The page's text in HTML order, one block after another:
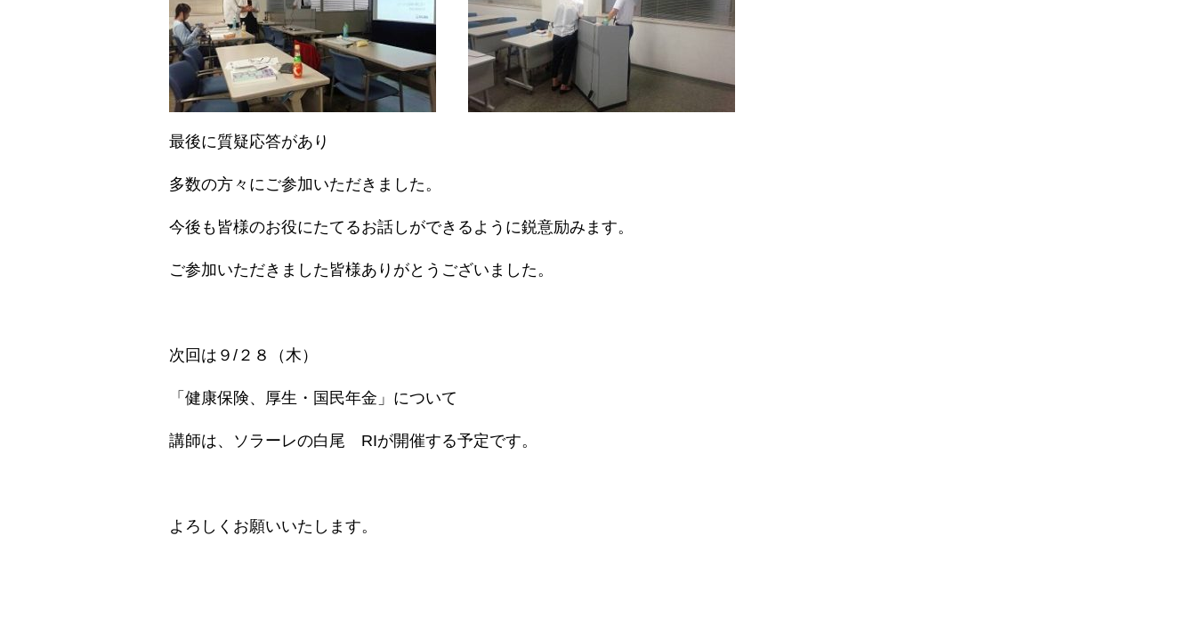
最後に質疑応答があり
多数の方々にご参加いただきました。
今後も皆様のお役にたてるお話しができるように鋭意励みます。
ご参加いただきました皆様ありがとうございました。
次回は９/２８（木）
「健康保険、厚生・国民年金」について
講師は、ソラーレの白尾 RIが開催する予定です。
よろしくお願いいたします。